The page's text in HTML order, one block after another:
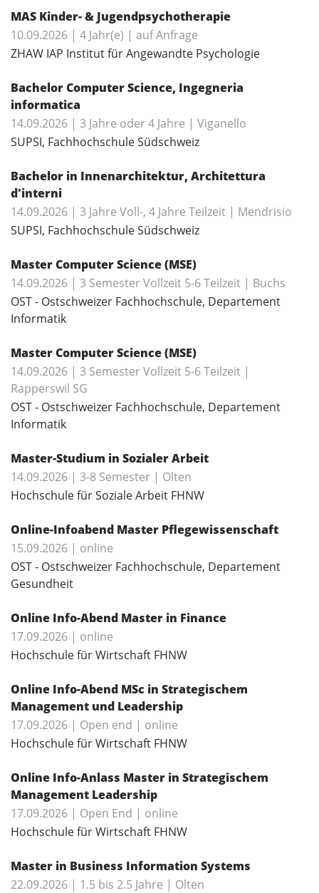
MAS Kinder- & Jugendpsychotherapie
10.09.2026 | 4 Jahr(e) | auf Anfrage
ZHAW IAP Institut für Angewandte Psychologie
Bachelor Computer Science, Ingegneria
informatica
14.09.2026 | 3 Jahre oder 4 Jahre | Viganello
SUPSI, Fachhochschule Südschweiz
Bachelor in Innenarchitektur, Architettura
d'interni
14.09.2026 | 3 Jahre Voll-, 4 Jahre Teilzeit | Mendrisio
SUPSI, Fachhochschule Südschweiz
Master Computer Science (MSE)
14.09.2026 | 3 Semester Vollzeit 5-6 Teilzeit | Buchs
OST - Ostschweizer Fachhochschule, Departement
Informatik
Master Computer Science (MSE)
14.09.2026 | 3 Semester Vollzeit 5-6 Teilzeit |
Rapperswil SG
OST - Ostschweizer Fachhochschule, Departement
Informatik
Master-Studium in Sozialer Arbeit
14.09.2026 | 3-8 Semester | Olten
Hochschule für Soziale Arbeit FHNW
Online-Infoabend Master Pflegewissenschaft
15.09.2026 | online
OST - Ostschweizer Fachhochschule, Departement
Gesundheit
Online Info-Abend Master in Finance
17.09.2026 | online
Hochschule für Wirtschaft FHNW
Online Info-Abend MSc in Strategischem
Management und Leadership
17.09.2026 | Open end | online
Hochschule für Wirtschaft FHNW
Online Info-Anlass Master in Strategischem
Management Leadership
17.09.2026 | Open End | online
Hochschule für Wirtschaft FHNW
Master in Business Information Systems
22.09.2026 | 1.5 bis 2.5 Jahre | Olten